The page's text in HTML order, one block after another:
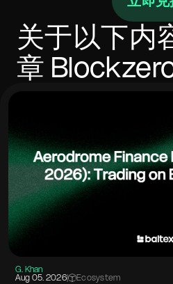
内完成，具体取决于确认次数
络要求，请包含memo/标签。
关于以下内
章
G. Khan
Aug 05. 2026| Ecosystem